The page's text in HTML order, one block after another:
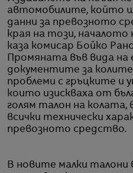
автомобилите, който
данни за превозното
края на този, началото
каза комисар Бойко
Промяната във вида на
документите за колите
проблеми с гръцките и
които изискваха от
голям талон на колата,
всички технически
превозното средство.
В новите малки